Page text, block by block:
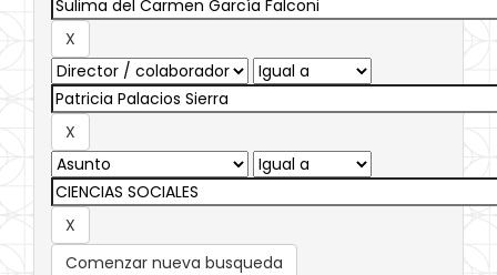
Comenzar nueva busqueda